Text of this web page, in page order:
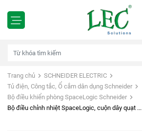
Trang chủ
SCHNEIDER ELECTRIC
Tủ điện, Công tắc, Ổ cắm dân dụng Schneider
Bộ điều khiển phòng SpaceLogic Schneider
Bộ điều chỉnh nhiệt SpaceLogic, cuộn dây quạt ...